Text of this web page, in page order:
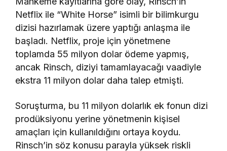
Netflix ile “White Horse” isimli bir bilimkurgu
dizisi hazırlamak üzere yaptığı anlaşma ile
başladı. Netflix, proje için yönetmene
toplamda 55 milyon dolar ödeme yapmış,
ancak Rinsch, diziyi tamamlayacağı vaadiyle
ekstra 11 milyon dolar daha talep etmişti.
Soruşturma, bu 11 milyon dolarlık ek fonun dizi
prodüksiyonu yerine yönetmenin kişisel
amaçları için kullanıldığını ortaya koydu.
Rinsch’in söz konusu parayla yüksek riskli